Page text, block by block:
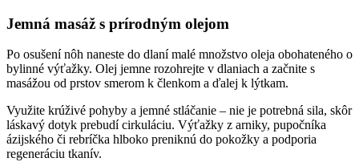
Jemná masáž s prírodným olejom
Po osušení nôh naneste do dlaní malé množstvo oleja obohateného o
bylinné výťažky. Olej jemne rozohrejte v dlaniach a začnite s
masážou od prstov smerom k členkom a ďalej k lýtkam.
Využite krúživé pohyby a jemné stláčanie – nie je potrebná sila, skôr
láskavý dotyk prebudí cirkuláciu. Výťažky z arniky, pupočníka
ázijského či rebríčka hlboko preniknú do pokožky a podporia
regeneráciu tkanív.